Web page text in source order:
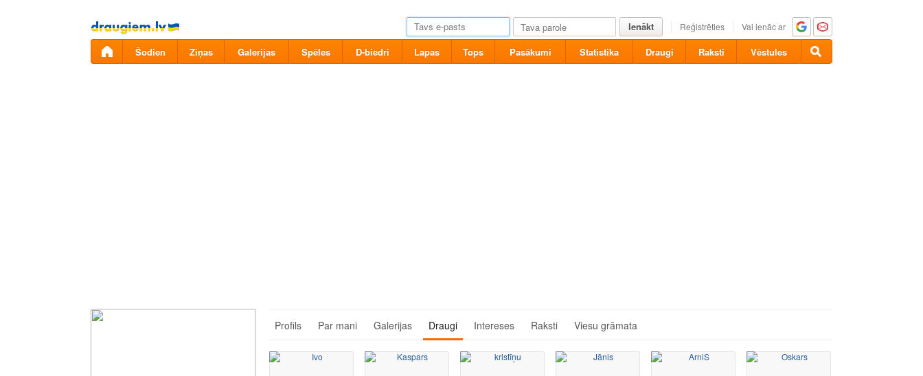
Pāriet
uz
saturu
Ienākt Reģistrēties Vai ienāc ar
Šodien Ziņas Galerijas Spēles D-biedri Lapas Tops Pasākumi Statistika Draugi Raksti Vēstules
Profils Par mani Galerijas Draugi Intereses Raksti Viesu grāmata